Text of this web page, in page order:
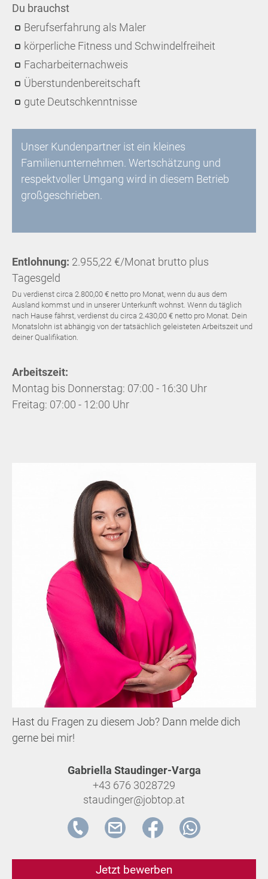
Du brauchst
Berufserfahrung als Maler
körperliche Fitness und Schwindelfreiheit
Facharbeiternachweis
Überstundenbereitschaft
gute Deutschkenntnisse
Unser Kundenpartner ist ein kleines
Familienunternehmen. Wertschätzung und
respektvoller Umgang wird in diesem Betrieb
großgeschrieben.
Entlohnung: 2.955,22 €/Monat brutto plus
Tagesgeld
Du verdienst circa 2.800,00 € netto pro Monat, wenn du aus dem
Ausland kommst und in unserer Unterkunft wohnst. Wenn du täglich
nach Hause fährst, verdienst du circa 2.430,00 € netto pro Monat. Dein
Monatslohn ist abhängig von der tatsächlich geleisteten Arbeitszeit und
deiner Qualifikation.
Arbeitszeit:
Montag bis Donnerstag: 07:00 - 16:30 Uhr
Freitag: 07:00 - 12:00 Uhr
Hast du Fragen zu diesem Job? Dann melde dich
gerne bei mir!
Gabriella Staudinger-Varga
+43 676 3028729
staudinger@jobtop.at
Jetzt bewerben